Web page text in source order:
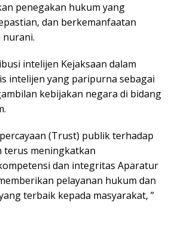
penegakan hukum yang
dan berkemanfaatan
nurani.
intelijen Kejaksaan dalam
intelijen yang paripurna sebagai
kebijakan negara di bidang
(Trust) publik terhadap
terus meningkatkan
dan integritas Aparatur
pelayanan hukum dan
terbaik kepada masyarakat, ”